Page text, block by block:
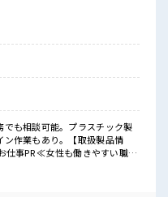
す♪
満喫！
由！
でも相談可能。プラスチック製
作業もあり。【取扱製品情
ですよ！ ≪時間にメリハリを≫